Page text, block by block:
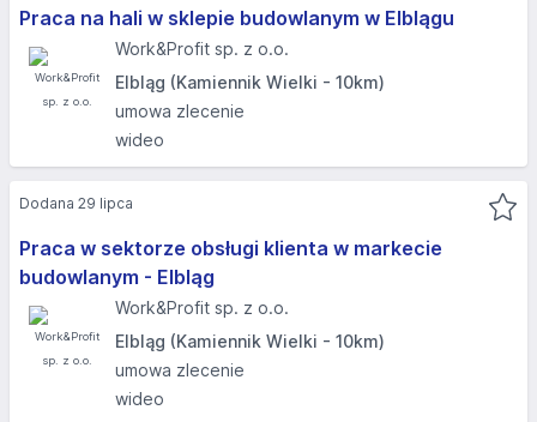
Praca na hali w sklepie budowlanym w Elblągu
Work&Profit sp. z o.o.
Elbląg (Kamiennik Wielki - 10km)
umowa zlecenie
wideo
Praca w sektorze obsługi klienta w markecie
budowlanym - Elbląg​
Work&Profit sp. z o.o.
Elbląg (Kamiennik Wielki - 10km)
umowa zlecenie
wideo
Dodana 29 lipca